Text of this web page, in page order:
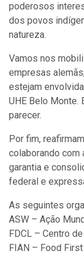
poderosos
dos povos
natureza.
Vamos nos
empresas
estejam
UHE Belo
parecer.
Por fim,
colaborando com
garantia e
federal e
As seguintes
ASW – Ação
FDCL – Centro
FIAN – Food